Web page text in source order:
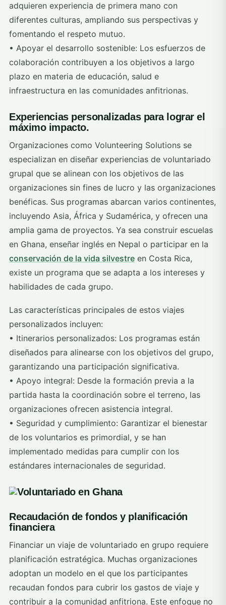
adquieren experiencia de primera mano con
diferentes culturas, ampliando sus perspectivas y
fomentando el respeto mutuo.
• Apoyar el desarrollo sostenible: Los esfuerzos de
colaboración contribuyen a los objetivos a largo
plazo en materia de educación, salud e
infraestructura en las comunidades anfitrionas.
Experiencias personalizadas para lograr el
máximo impacto.
Organizaciones como Volunteering Solutions se
especializan en diseñar experiencias de voluntariado
grupal que se alinean con los objetivos de las
organizaciones sin fines de lucro y las organizaciones
benéficas. Sus programas abarcan varios continentes,
incluyendo Asia, África y Sudamérica, y ofrecen una
amplia gama de proyectos. Ya sea construir escuelas
en Ghana, enseñar inglés en Nepal o participar en la
conservación de la vida silvestre en Costa Rica,
existe un programa que se adapta a los intereses y
habilidades de cada grupo.
Las características principales de estos viajes
personalizados incluyen:
• Itinerarios personalizados: Los programas están
diseñados para alinearse con los objetivos del grupo,
garantizando una participación significativa.
• Apoyo integral: Desde la formación previa a la
partida hasta la coordinación sobre el terreno, las
organizaciones ofrecen asistencia integral.
• Seguridad y cumplimiento: Garantizar el bienestar
de los voluntarios es primordial, y se han
implementado medidas para cumplir con los
estándares internacionales de seguridad.
Recaudación de fondos y planificación
financiera
Financiar un viaje de voluntariado en grupo requiere
planificación estratégica. Muchas organizaciones
adoptan un modelo en el que los participantes
recaudan fondos para cubrir los gastos de viaje y
contribuir a la comunidad anfitriona. Este enfoque no